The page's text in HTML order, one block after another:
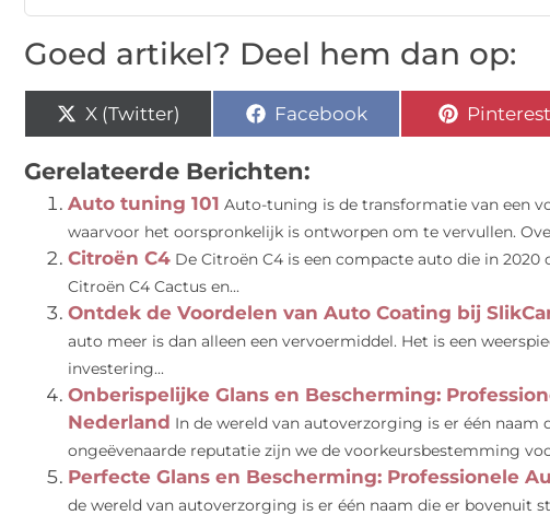
Goed artikel? Deel hem dan op:
X (Twitter) Facebook Pinterest
Gerelateerde Berichten:
Auto tuning 101 Auto-tuning is de transformatie van een
waarvoor het oorspronkelijk is ontworpen om te vervullen.
Citroën C4 De Citroën C4 is een compacte auto die in
Citroën C4 Cactus en...
Ontdek de Voordelen van Auto Coating bij
auto meer is dan alleen een vervoermiddel. Het is een
investering...
Onberispelijke Glans en Bescherming:
Nederland In de wereld van autoverzorging is er één naam
ongeëvenaarde reputatie zijn we de voorkeursbestemming
Perfecte Glans en Bescherming: Professionele
de wereld van autoverzorging is er één naam die er bovenuit